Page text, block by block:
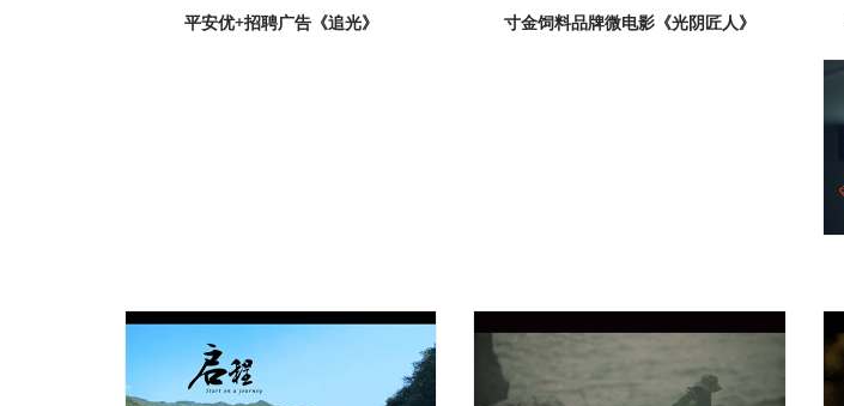
平安优+招聘广告《追光》 寸金饲料品牌微电影《光阴匠人》